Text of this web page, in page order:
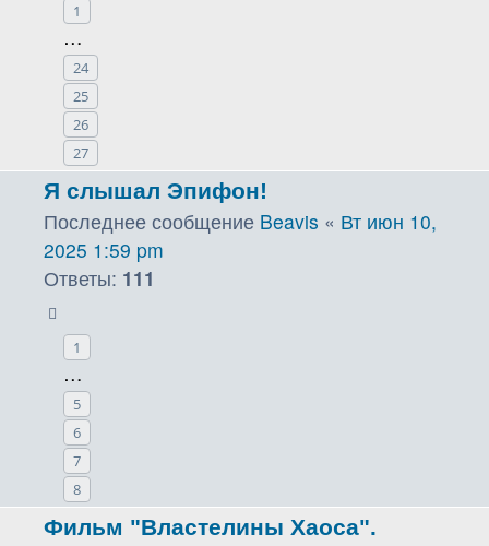
1
…
24
25
26
27
Я слышал Эпифон!
Последнее сообщение Beavis « Вт июн 10,
2025 1:59 pm
Ответы: 111
1
…
5
6
7
8
Фильм "Властелины Хаоса".